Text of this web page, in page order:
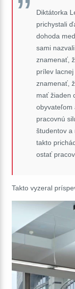
Diktátorka
prichystali
dohoda
sami
znamenať,
prílev
znamenať,
mať žiaden
obyvateľom
pracovnú
študentov a
takto
ostať
Takto vyzeral